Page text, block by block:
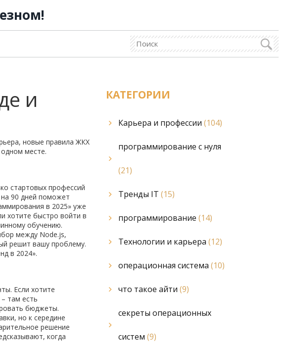
и
новые правила ЖКХ
месте.
стартовых профессий
90 дней поможет
в 2025» уже
хотите быстро войти в
обучению.
между Node.js,
решит вашу проблему.
в 2024».
Если хотите
там есть
бюджеты.
но к середине
решение
когда
КАТЕГОРИИ
Карьера и профессии (104)
программирование с нуля
(21)
Тренды IT (15)
программирование (14)
Технологии и карьера (12)
операционная система (10)
что такое айти (9)
секреты операционных
систем (9)